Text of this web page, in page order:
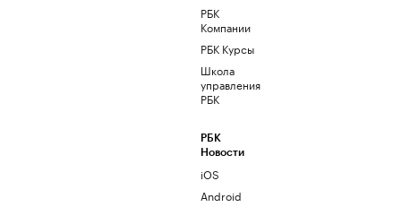
РБК
Компании
РБК Курсы
Школа
управления
РБК
РБК
Новости
iOS
Android